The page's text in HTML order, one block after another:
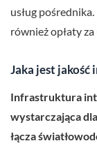
usług
również opłaty
Jaka jest
Infrastruktura
wystarczająca
łącza